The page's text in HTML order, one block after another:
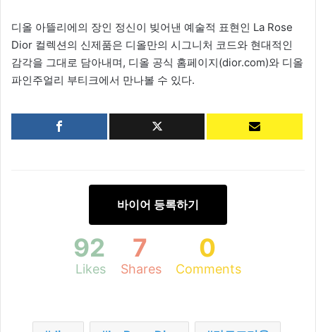
디올 아뜰리에의 장인 정신이 빚어낸 예술적 표현인 La Rose
Dior 컬렉션의 신제품은 디올만의 시그니처 코드와 현대적인
감각을 그대로 담아내며, 디올 공식 홈페이지(dior.com)와 디올
파인주얼리 부티크에서 만나볼 수 있다.
바이어 등록하기
92
Likes
7
Shares
0
Comments